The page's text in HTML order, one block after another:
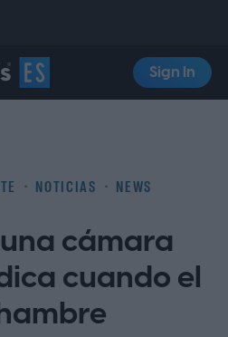
Sign In
NOTICIAS NEWS
cámara
cuando el